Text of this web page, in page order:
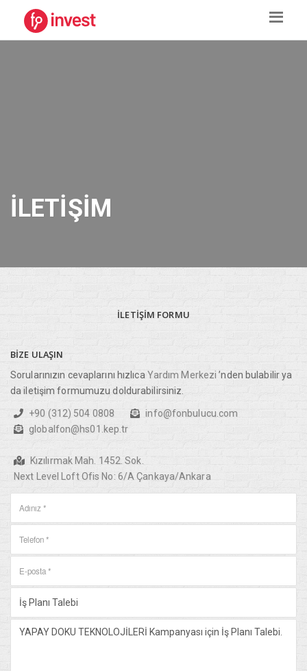
İLETIŞIM
İLETIŞIM FORMU
BIZE ULAŞIN
Sorularınızın cevaplarını hızlıca Yardım Merkezi ’nden bulabilir ya
da iletişim formumuzu doldurabilirsiniz.
+90 (312) 504 0808
info@fonbulucu.com
globalfon@hs01.kep.tr
Kızılırmak Mah. 1452. Sok.
Next Level Loft Ofis No: 6/A Çankaya/Ankara